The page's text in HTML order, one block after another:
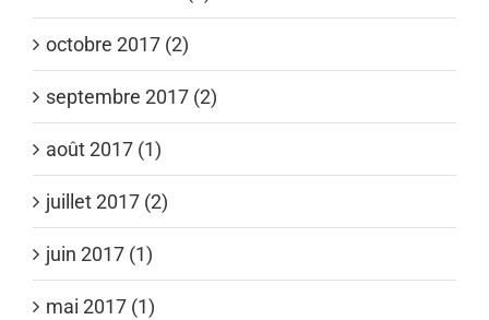
octobre 2017 (2)
septembre 2017 (2)
août 2017 (1)
juillet 2017 (2)
juin 2017 (1)
mai 2017 (1)